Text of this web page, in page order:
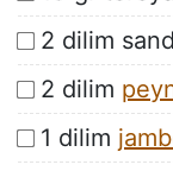
2 dilim
2 dilim
1 dilim